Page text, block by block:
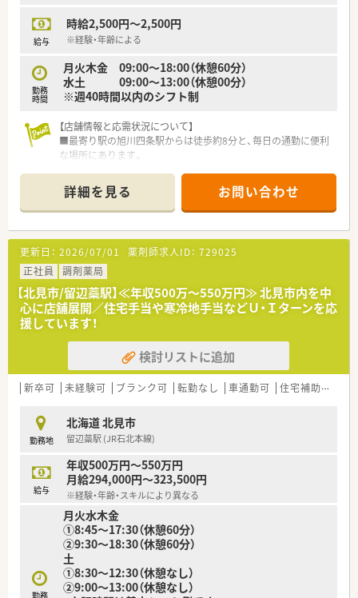
給与
時給2,500円～2,500円
※経験・年齢による
勤務
時間
月火木金 09:00～18:00（休憩60分）
水土 09:00～13:00（休憩00分）
※週40時間以内のシフト制
【店舗情報と応需状況について】
■最寄り駅の旭川四条駅からは徒歩約8分と、毎日の通勤に便利
な場所にあります。
めながら勤務が可能です。
■薬剤師は応援を含め常時4～5名体制で、事務スタッフも4名在
籍しており手厚い人員体制です。
【法人特徴について】
■旭川市と士別市に合計4店舗の調剤薬局を展開し、地域医療に
貢献している会社です。
■クリニックの門前に薬局を構えることで、医療機関との強固な
連携体制を築いています。
■1993年の設立以来、地域住民の皆様の健康を支え続ける安定
した経営基盤が魅力です。
【想定される業務内容】
■若年層の喘息治療が中心で、吸入薬やアレルギー関連の処方が
多くを占めています。
調剤業務はほとんどありません。
■主な業務は、処方箋に基づく調剤業務、鑑査業務、そして患者
様への服薬指導となります。
詳細を見る お問い合わせ
更新日： 2026/07/01 薬剤師求人ID： 729025
正社員
調剤薬局
【北見市/留辺蘂駅】≪年収500万～550万円≫ 北見市内を中
心に店舗展開／住宅手当や寒冷地手当などＵ・Ｉターンを応
援しています！
検討リストに追加
新卒可 未経験可 ブランク可 転勤なし 車通勤可 住宅補助(手当)あり
勤務地
北海道 北見市
留辺蘂駅 (JR石北本線)
給与
年収500万円～550万円
月給294,000円～323,500円
※経験・年齢・スキルにより異なる
勤務
月火水木金
①8:45～17:30（休憩60分）
②9:30～18:30（休憩60分）
土
①8:30～12:30（休憩なし）
②9:00～13:00（休憩なし）